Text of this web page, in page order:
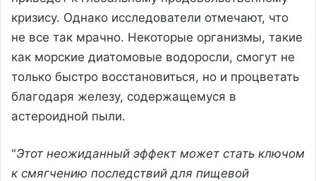
кризису. Однако исследователи отмечают, что
не все так мрачно. Некоторые организмы, такие
как морские диатомовые водоросли, смогут не
только быстро восстановиться, но и процветать
благодаря железу, содержащемуся в
астероидной пыли.
"Этот неожиданный эффект может стать ключом
к смягчению последствий для пищевой